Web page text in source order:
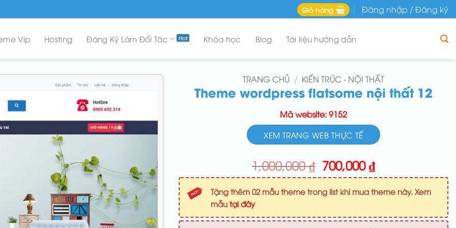
Giỏ hàng Đăng nhập / Đăng ký
Vip Hosting Đăng Ký Làm Đối Tác Khóa học Blog Tài liệu hướng dẫn
TRANG CHỦ / KIẾN TRÚC - NỘI THẤT
Theme wordpress flatsome nội thất 12
Mã website: 9152
XEM TRANG WEB THỰC TẾ
1,000,000₫ Giá
gốc
là:
1,000,000 ₫.
700,000₫Giá
hiện
tại
là:
700,000 ₫.
Tặng thêm 02 mẫu theme trong list khi mua theme này. Xem
mẫu tại đây